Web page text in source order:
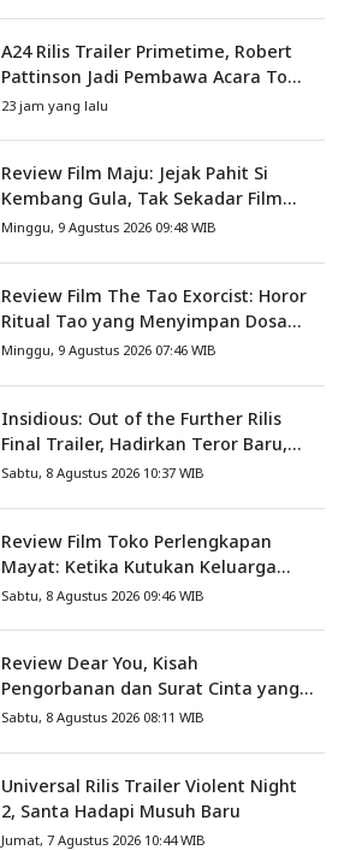
A24 Rilis Trailer Primetime, Robert
Pattinson Jadi Pembawa Acara To
Catch a Predator
23 jam yang lalu
Review Film Maju: Jejak Pahit Si
Kembang Gula, Tak Sekadar Film
Petualangan Anak
Minggu, 9 Agustus 2026 09:48 WIB
Review Film The Tao Exorcist: Horor
Ritual Tao yang Menyimpan Dosa
Masa Lalu
Minggu, 9 Agustus 2026 07:46 WIB
Insidious: Out of the Further Rilis
Final Trailer, Hadirkan Teror Baru,
Iblis Kini Masuk ke Dunia Manusia
Sabtu, 8 Agustus 2026 10:37 WIB
Review Film Toko Perlengkapan
Mayat: Ketika Kutukan Keluarga
Menjadi Sumber Teror yang
Sabtu, 8 Agustus 2026 09:46 WIB
Review Dear You, Kisah
Pengorbanan dan Surat Cinta yang
Menyentuh Hati
Sabtu, 8 Agustus 2026 08:11 WIB
Universal Rilis Trailer Violent Night
2, Santa Hadapi Musuh Baru
Jumat, 7 Agustus 2026 10:44 WIB